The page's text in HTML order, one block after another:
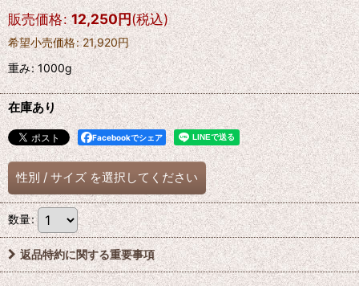
販売価格: 12,250円(税込)
希望小売価格: 21,920円
重み:1000g
在庫あり
Facebookでシェア
性別 / サイズ を選択してください
数量:
返品特約に関する重要事項